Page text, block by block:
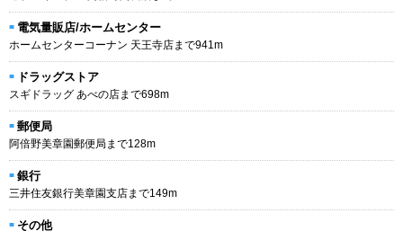
電気量販店/ホームセンター
ホームセンターコーナン 天王寺店まで941m
ドラッグストア
スギドラッグ あべの店まで698m
郵便局
阿倍野美章園郵便局まで128m
銀行
三井住友銀行美章園支店まで149m
その他